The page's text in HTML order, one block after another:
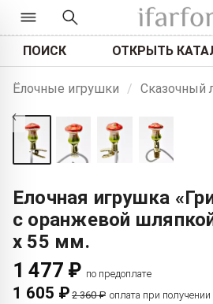
ПОИСК ОТКРЫТЬ
Ёлочные игрушки / Сказочный
‹
Елочная игрушка
с оранжевой
x 55 мм.
1 477 ₽ по предоплате
1 605 ₽ 2 360 ₽ оплата при получении